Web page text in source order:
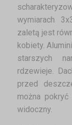
wymiarach
zaletą jest
kobiety.
starszych
rdzewieje.
przed
można
widoczny.